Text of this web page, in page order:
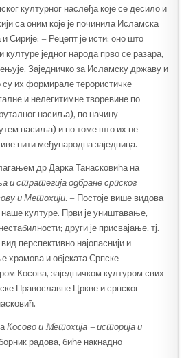
културног наслеђа које се десило и
са оним које је починила Исламска
Сирије: – Рецепт је исти: оно што
једног народа прво се разара,
Заједничко за Исламску државу и
су их формирале терористичке
и нелегитимне творевине по
насиља), по начину
насиља) и по томе што их не
нити међународна заједница.
др Дарка Танасковића на
и стратегија одбране српског
и Метохији. – Постоје више видова
културе. Први је уништавање,
други је присвајање, тј.
перспективно најопаснији и
храмова и објеката Српске
Косова, заједничком културом свих
Православне Цркве и српског
Косово и Mетохија – историја и
радова, биће накнадно